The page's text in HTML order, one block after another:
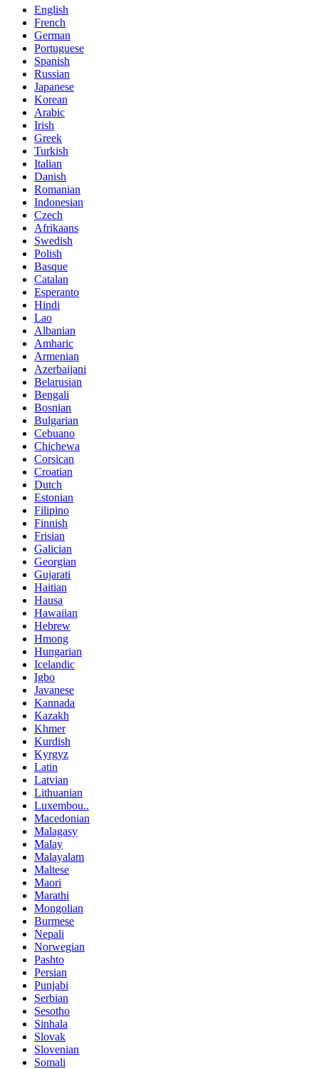
English
French
German
Portuguese
Spanish
Russian
Japanese
Korean
Arabic
Irish
Greek
Turkish
Italian
Danish
Romanian
Indonesian
Czech
Afrikaans
Swedish
Polish
Basque
Catalan
Esperanto
Hindi
Lao
Albanian
Amharic
Armenian
Azerbaijani
Belarusian
Bengali
Bosnian
Bulgarian
Cebuano
Chichewa
Corsican
Croatian
Dutch
Estonian
Filipino
Finnish
Frisian
Galician
Georgian
Gujarati
Haitian
Hausa
Hawaiian
Hebrew
Hmong
Hungarian
Icelandic
Igbo
Javanese
Kannada
Kazakh
Khmer
Kurdish
Kyrgyz
Latin
Latvian
Lithuanian
Luxembou..
Macedonian
Malagasy
Malay
Malayalam
Maltese
Maori
Marathi
Mongolian
Burmese
Nepali
Norwegian
Pashto
Persian
Punjabi
Serbian
Sesotho
Sinhala
Slovak
Slovenian
Somali